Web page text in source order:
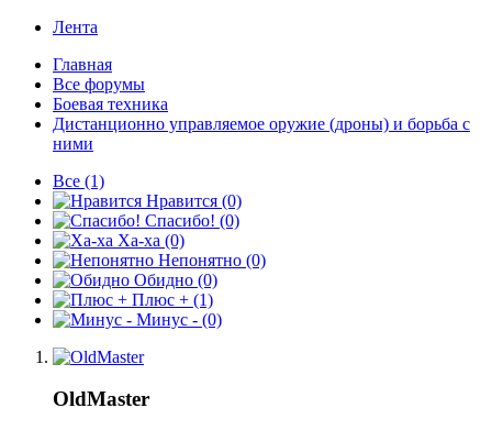
Лента
Главная
Все форумы
Боевая техника
Дистанционно управляемое оружие (дроны) и борьба с
ними
Все (1)
Нравится (0)
Спасибо! (0)
Ха-ха (0)
Непонятно (0)
Обидно (0)
Плюс + (1)
Минус - (0)
OldMaster